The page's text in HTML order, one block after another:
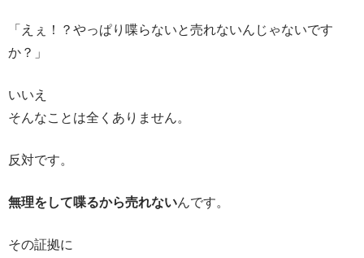
「えぇ！？やっぱり喋らないと売れないんじゃないです
か？」
いいえ
そんなことは全くありません。
反対です。
無理をして喋るから売れないんです。
その証拠に